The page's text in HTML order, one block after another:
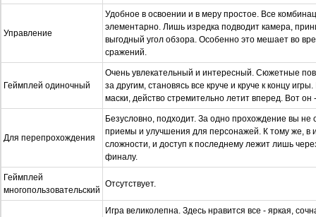
Управление
Удобное в освоении и в меру простое. Все
элементарно. Лишь изредка подводит камера,
выгодный угол обзора. Особенно это мешает во
сражений.
Геймплей одиночный
Очень увлекательный и интересный. Сюжетные
за другим, становясь все круче и круче к концу
маски, действо стремительно летит вперед. Вот
Для перепрохождения
Безусловно, подходит. За одно прохождение вы не
приемы и улучшения для персонажей. К тому же, в
сложности, и доступ к последнему лежит лишь
финалу.
Геймплей
многопользовательский
Отсутствует.
Игра великолепна. Здесь нравится все - яркая,